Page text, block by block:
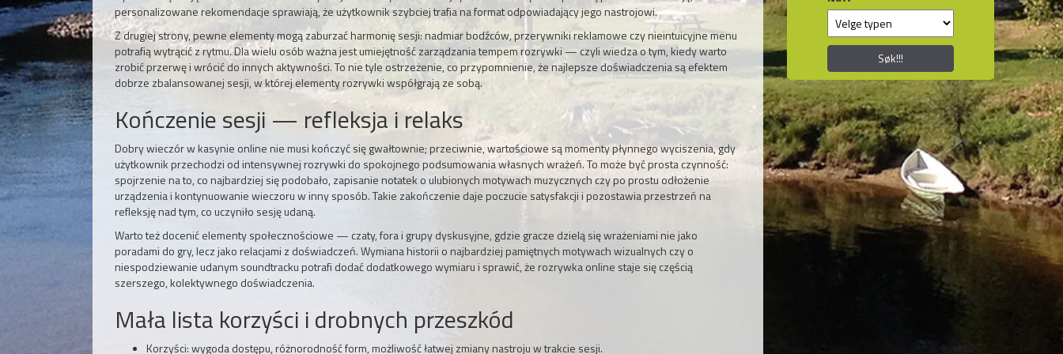
personalizowane rekomendacje sprawiają, że użytkownik szybciej trafia na format odpowiadający jego nastrojowi.
Z drugiej strony, pewne elementy mogą zaburzać harmonię sesji: nadmiar bodźców, przerywniki reklamowe czy nieintuicyjne menu
potrafią wytrącić z rytmu. Dla wielu osób ważna jest umiejętność zarządzania tempem rozrywki — czyli wiedza o tym, kiedy warto
zrobić przerwę i wrócić do innych aktywności. To nie tyle ostrzeżenie, co przypomnienie, że najlepsze doświadczenia są efektem
dobrze zbalansowanej sesji, w której elementy rozrywki współgrają ze sobą.
Kończenie sesji — refleksja i relaks
Dobry wieczór w kasynie online nie musi kończyć się gwałtownie; przeciwnie, wartościowe są momenty płynnego wyciszenia, gdy
użytkownik przechodzi od intensywnej rozrywki do spokojnego podsumowania własnych wrażeń. To może być prosta czynność:
spojrzenie na to, co najbardziej się podobało, zapisanie notatek o ulubionych motywach muzycznych czy po prostu odłożenie
urządzenia i kontynuowanie wieczoru w inny sposób. Takie zakończenie daje poczucie satysfakcji i pozostawia przestrzeń na
refleksję nad tym, co uczyniło sesję udaną.
Warto też docenić elementy społecznościowe — czaty, fora i grupy dyskusyjne, gdzie gracze dzielą się wrażeniami nie jako
poradami do gry, lecz jako relacjami z doświadczeń. Wymiana historii o najbardziej pamiętnych motywach wizualnych czy o
niespodziewanie udanym soundtracku potrafi dodać dodatkowego wymiaru i sprawić, że rozrywka online staje się częścią
szerszego, kolektywnego doświadczenia.
Mała lista korzyści i drobnych przeszkód
Korzyści: wygoda dostępu, różnorodność form, możliwość łatwej zmiany nastroju w trakcie sesji.
Søk!!!